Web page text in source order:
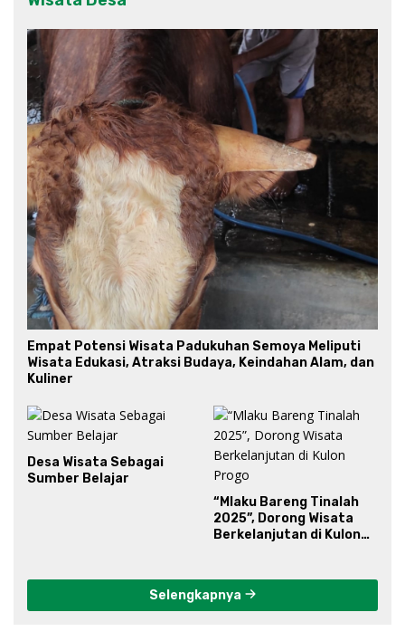
Empat Potensi Wisata Padukuhan Semoya Meliputi
Wisata Edukasi, Atraksi Budaya, Keindahan Alam, dan
Kuliner
Desa Wisata Sebagai
Sumber Belajar
“Mlaku Bareng Tinalah
2025”, Dorong Wisata
Berkelanjutan di Kulon
Selengkapnya